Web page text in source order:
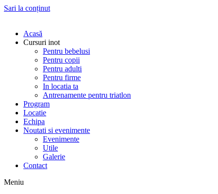
Sari la conținut
Acasă
Cursuri inot
Pentru bebelusi
Pentru copii
Pentru adulti
Pentru firme
In locatia ta
Antrenamente pentru triatlon
Program
Locatie
Echipa
Noutati si evenimente
Evenimente
Utile
Galerie
Contact
Meniu